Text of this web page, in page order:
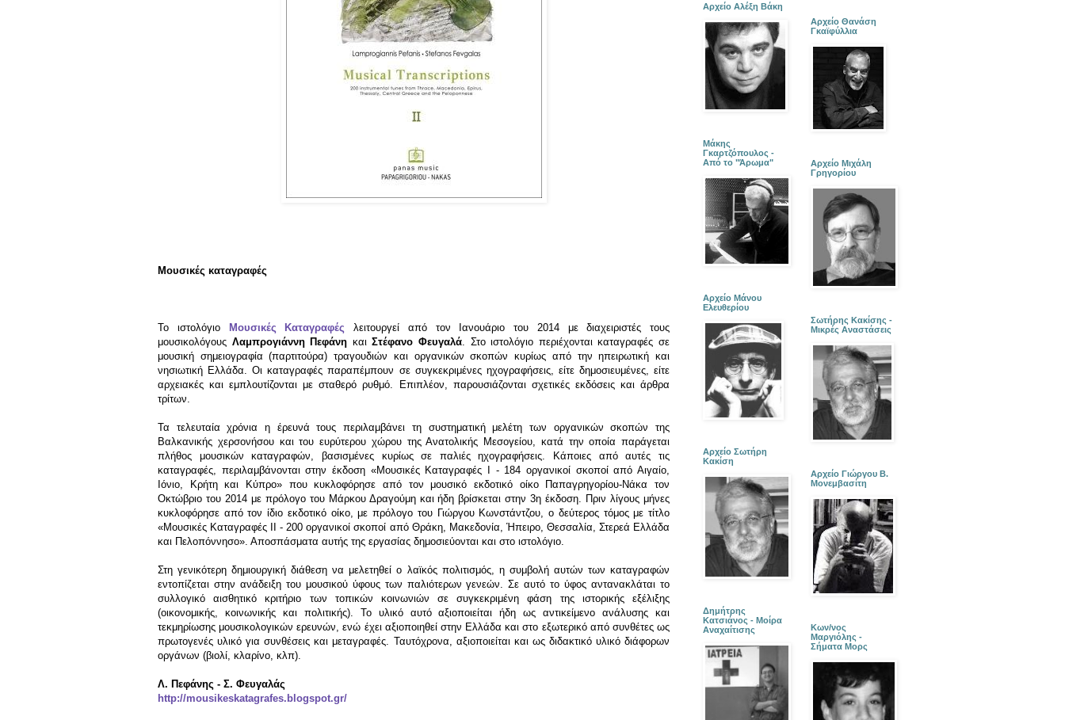
Μουσικές καταγραφές
Το ιστολόγιο Μουσικές Καταγραφές λειτουργεί από τον Ιανουάριο του 2014 με διαχειριστές τους
μουσικολόγους Λαμπρογιάννη Πεφάνη καιΣτέφανο Φευγαλά. Στο ιστολόγιο περιέχονται καταγραφές σε
μουσική σημειογραφία (παρτιτούρα) τραγουδιών και οργανικών σκοπών κυρίως από την ηπειρωτική και
νησιωτική Ελλάδα. Οι καταγραφές παραπέμπουν σε συγκεκριμένες ηχογραφήσεις, είτε δημοσιευμένες, είτε
αρχειακές και εμπλουτίζονται με σταθερό ρυθμό. Επιπλέον, παρουσιάζονται σχετικές εκδόσεις και άρθρα
τρίτων.
Τα τελευταία χρόνια η έρευνά τους περιλαμβάνει τη συστηματική μελέτη των οργανικών σκοπών της
Βαλκανικής χερσονήσου και του ευρύτερου χώρου της Ανατολικής Μεσογείου, κατά την οποία παράγεται
πλήθος μουσικών καταγραφών, βασισμένες κυρίως σε παλιές ηχογραφήσεις. Κάποιες από αυτές τις
καταγραφές, περιλαμβάνονται στην έκδοση «Μουσικές Καταγραφές Ι - 184 οργανικοί σκοποί από Αιγαίο,
Ιόνιο, Κρήτη και Κύπρο» που κυκλοφόρησε από τον μουσικό εκδοτικό οίκο Παπαγρηγορίου-Νάκα τον
Οκτώβριο του 2014 με πρόλογο του Μάρκου Δραγούμη και ήδη βρίσκεται στην 3η έκδοση. Πριν λίγους μήνες
κυκλοφόρησε από τον ίδιο εκδοτικό οίκο, με πρόλογο του Γιώργου Κωνστάντζου, ο δεύτερος τόμος με τίτλο
«Μουσικές Καταγραφές ΙI - 200 οργανικοί σκοποί από Θράκη, Μακεδονία, Ήπειρο, Θεσσαλία, Στερεά Ελλάδα
και Πελοπόννησο». Αποσπάσματα αυτής της εργασίας δημοσιεύονται και στο ιστολόγιο.
Στη γενικότερη δημιουργική διάθεση να μελετηθεί ο λαϊκός πολιτισμός, η συμβολή αυτών των καταγραφών
εντοπίζεται στην ανάδειξη του μουσικού ύφους των παλιότερων γενεών. Σε αυτό το ύφος αντανακλάται το
συλλογικό αισθητικό κριτήριο των τοπικών κοινωνιών σε συγκεκριμένη φάση της ιστορικής εξέλιξης
(οικονομικής, κοινωνικής και πολιτικής). Το υλικό αυτό αξιοποιείται ήδη ως αντικείμενο ανάλυσης και
τεκμηρίωσης μουσικολογικών ερευνών, ενώ έχει αξιοποιηθεί στην Ελλάδα και στο εξωτερικό από συνθέτες ως
πρωτογενές υλικό για συνθέσεις και μεταγραφές. Ταυτόχρονα, αξιοποιείται και ως διδακτικό υλικό διάφορων
οργάνων (βιολί, κλαρίνο, κλπ).
Λ. Πεφάνης - Σ. Φευγαλάς
http://mousikeskatagrafes.blogspot.gr/
Αρχείο Αλέξη Βάκη
Μάκης
Γκαρτζόπουλος -
Από το "Άρωμα"
Αρχείο Μάνου
Ελευθερίου
Αρχείο Σωτήρη
Κακίση
Δημήτρης
Κατσιάνος - Μοίρα
Αναχαίτισης
Αρχείο Θανάση
Γκαϊφύλλια
Αρχείο Μιχάλη
Γρηγορίου
Σωτήρης Κακίσης -
Μικρές Αναστάσεις
Αρχείο Γιώργου Β.
Μονεμβασίτη
Κων/νος
Μαργιόλης -
Σήματα Μορς